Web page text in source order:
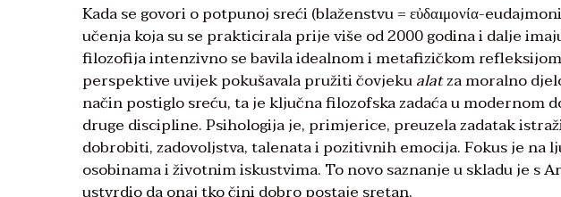
Kada se govori o potpunoj sreći (blaženstvu = εὐδαıμονία-
učenja koja su se prakticirala prije više od 2000 godina i dalje
filozofija intenzivno se bavila idealnom i metafizičkom
perspektive uvijek pokušavala pružiti čovjekualatza moralno
način postiglo sreću, ta je ključna filozofska zadaća u modernom
druge discipline. Psihologija je, primjerice, preuzela zadatak
dobrobiti, zadovoljstva, talenata i pozitivnih emocija. Fokus je na
osobinama i životnim iskustvima. To novo saznanje u skladu je s